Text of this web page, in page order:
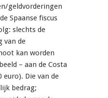
geldvorderingen
Spaanse fiscus
slechts de
van de
kan worden
– aan de Costa
euro). Die van de
bedrag;